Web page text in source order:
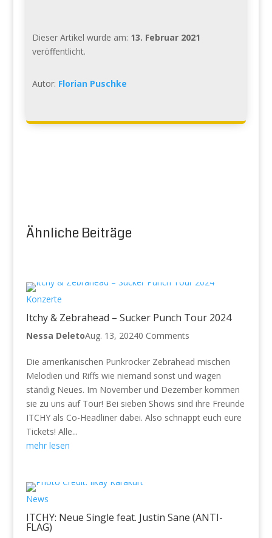
Dieser Artikel wurde am: 13. Februar 2021
veröffentlicht.
Autor: Florian Puschke
Ähnliche Beiträge
Konzerte
Itchy & Zebrahead – Sucker Punch Tour 2024
Nessa DeletoAug. 13, 20240 Comments
Die amerikanischen Punkrocker Zebrahead mischen
Melodien und Riffs wie niemand sonst und wagen
ständig Neues. Im November und Dezember kommen
sie zu uns auf Tour! Bei sieben Shows sind ihre Freunde
ITCHY als Co-Headliner dabei. Also schnappt euch eure
Tickets! Alle...
mehr lesen
News
ITCHY: Neue Single feat. Justin Sane (ANTI-
FLAG)